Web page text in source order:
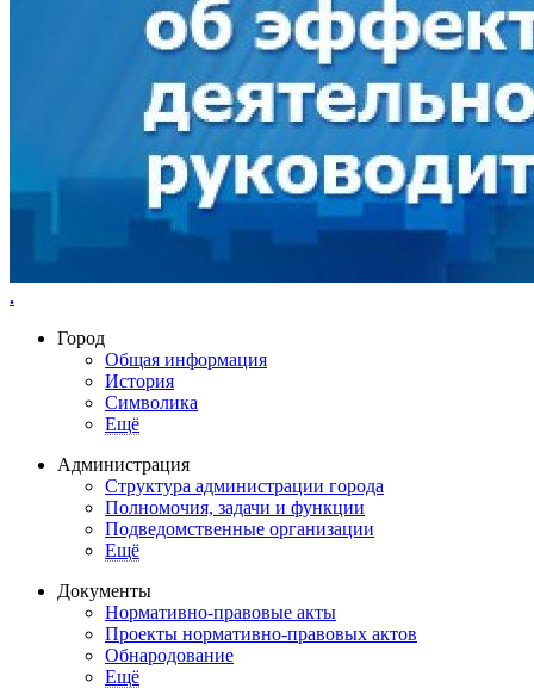
.
Город
Общая информация
История
Символика
Ещё
Администрация
Структура администрации города
Полномочия, задачи и функции
Подведомственные организации
Ещё
Документы
Нормативно-правовые акты
Проекты нормативно-правовых актов
Обнародование
Ещё